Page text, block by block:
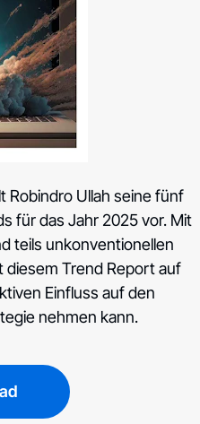
Robindro Ullah seine fünf
für das Jahr 2025 vor. Mit
teils unkonventionellen
diesem Trend Report auf
Einfluss auf den
nehmen kann.